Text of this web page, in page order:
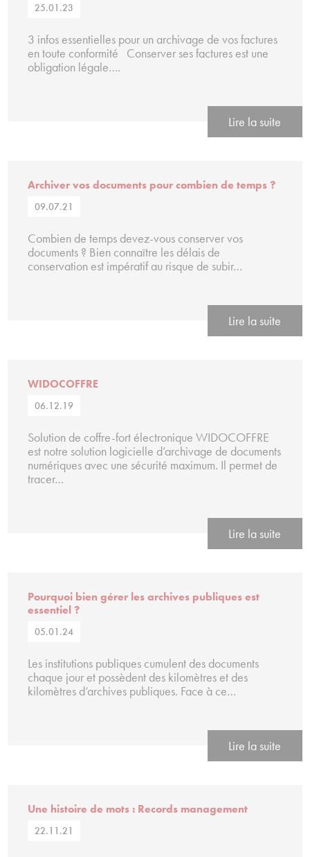
25.01.23
3 infos essentielles pour un archivage de vos factures
en toute conformité Conserver ses factures est une
obligation légale….
Lire la suite
Archiver vos documents pour combien de temps ?
09.07.21
Combien de temps devez-vous conserver vos
documents ? Bien connaître les délais de
conservation est impératif au risque de subir…
Lire la suite
WIDOCOFFRE
06.12.19
Solution de coffre-fort électronique WIDOCOFFRE
est notre solution logicielle d’archivage de documents
numériques avec une sécurité maximum. Il permet de
tracer…
Lire la suite
Pourquoi bien gérer les archives publiques est
essentiel ?
05.01.24
Les institutions publiques cumulent des documents
chaque jour et possèdent des kilomètres et des
kilomètres d’archives publiques. Face à ce…
Lire la suite
Une histoire de mots : Records management
22.11.21